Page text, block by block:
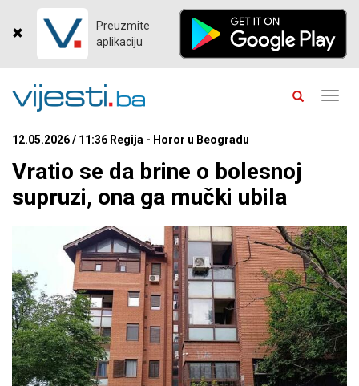
Preuzmite
aplikaciju
12.05.2026 / 11:36 Regija - Horor u Beogradu
Vratio se da brine o bolesnoj
supruzi, ona ga mučki ubila